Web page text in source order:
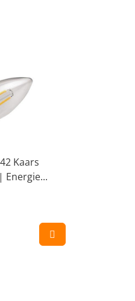
Kaars
Energie...